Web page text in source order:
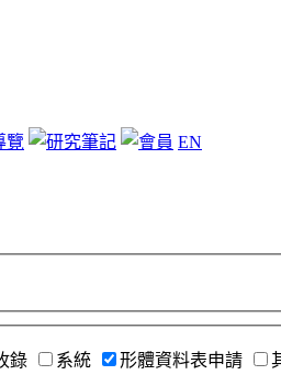
覽 EN
錄 系統 形體資料表申請